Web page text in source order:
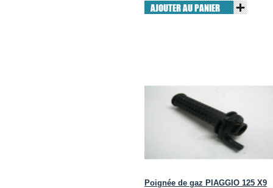
AJOUTER AU PANIER
Poignée de gaz PIAGGIO 125 X9